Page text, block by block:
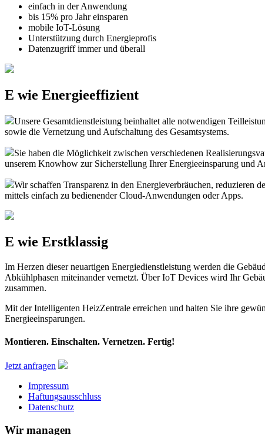
einfach in der Anwendung
bis 15% pro Jahr einsparen
mobile IoT-Lösung
Unterstützung durch Energieprofis
Datenzugriff immer und überall
E wie Energieeffizient
Unsere Gesamtdienstleistung beinhaltet alle notwendigen
sowie die Vernetzung und Aufschaltung des Gesamtsystems.
Sie haben die Möglichkeit zwischen verschiedenen
unserem Knowhow zur Sicherstellung Ihrer Energieeinsparung und
Wir schaffen Transparenz in den Energieverbräuchen,
mittels einfach zu bedienender Cloud-Anwendungen oder Apps.
E wie Erstklassig
Im Herzen dieser neuartigen Energiedienstleistung werden die
Abkühlphasen miteinander vernetzt. Über IoT Devices wird Ihr
zusammen.
Mit der Intelligenten HeizZentrale erreichen und halten Sie ihre
Energieeinsparungen.
Montieren. Einschalten. Vernetzen. Fertig!
Jetzt anfragen
Impressum
Haftungsausschluss
Datenschutz
Wir managen